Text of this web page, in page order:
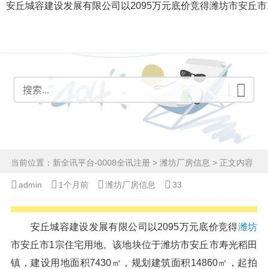
安丘城容建设发展有限公司以2095万元底价竞得潍坊市安丘
当前位置： 新全讯平台-0008全讯注册 > 潍坊厂房信息 > 正文内容
admin 1个月前 潍坊厂房信息 33
安丘城容建设发展有限公司以2095万元底价竞得潍坊
市安丘市1宗住宅用地。该地块位于潍坊市安丘市寿光稻田
镇，建设用地面积7430㎡，规划建筑面积14860㎡，起拍